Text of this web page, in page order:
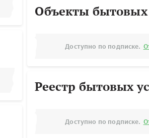
Объекты бытовых
Доступно по подписке.
Реестр бытовых
Доступно по подписке.